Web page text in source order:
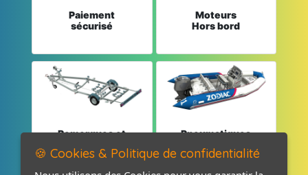
Paiement
sécurisé
Moteurs
Hors bord
Remorques et
Pneumatiques
🍪 Cookies & Politique de confidentialité